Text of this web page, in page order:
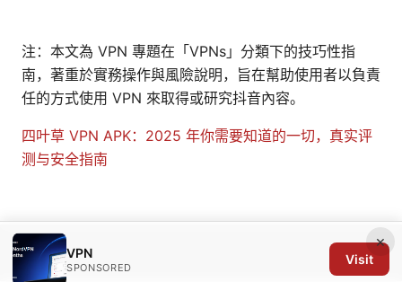
注：本文為 VPN 專題在「VPNs」分類下的技巧性指
南，著重於實務操作與風險說明，旨在幫助使用者以負責
任的方式使用 VPN 來取得或研究抖音內容。
四叶草 VPN APK：2025 年你需要知道的一切，真实评
测与安全指南
×
VPN
SPONSORED
Visit
© 2026 Arrow Review Ltd. All rights reserved.